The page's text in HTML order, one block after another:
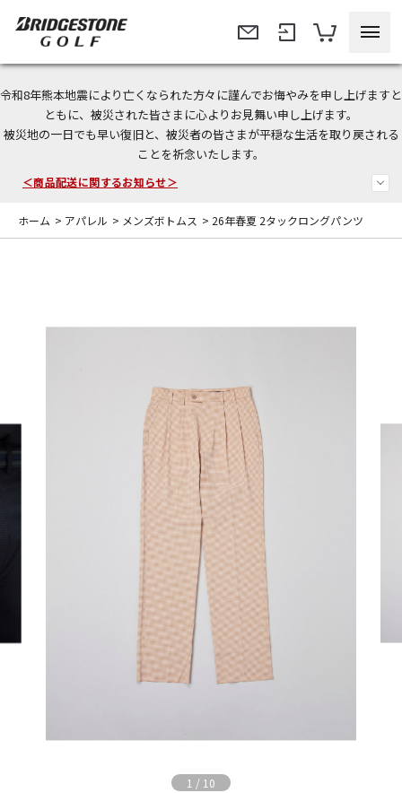
令和8年熊本地震により亡くなられた方々に謹んでお悔やみを申し上げますと
ともに、被災された皆さまに心よりお見舞い申し上げます。
被災地の一日でも早い復旧と、被災者の皆さまが平穏な生活を取り戻される
ことを祈念いたします。
＜夏季休暇中のご注文・発送・お問い合わせ＞
今なら新規会員登録で1,000円OFFクーポンプレゼント！
＜商品配送に関するお知らせ＞
ホーム > アパレル > メンズボトムス > 26年春夏 2タックロングパンツ
1 / 10